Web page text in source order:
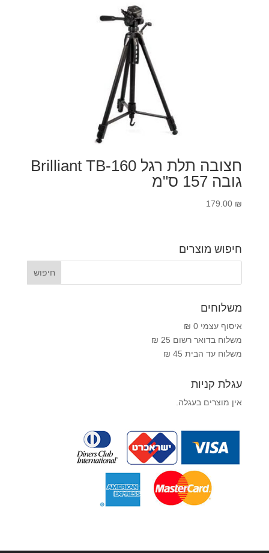
חצובה תלת רגל Brilliant TB-160
גובה 157 ס"מ
179.00 ₪
חיפוש מוצרים
משלוחים
איסוף עצמי 0 ₪
משלוח בדואר רשום 25 ₪
משלוח עד הבית 45 ₪
עגלת קניות
אין מוצרים בעגלה.